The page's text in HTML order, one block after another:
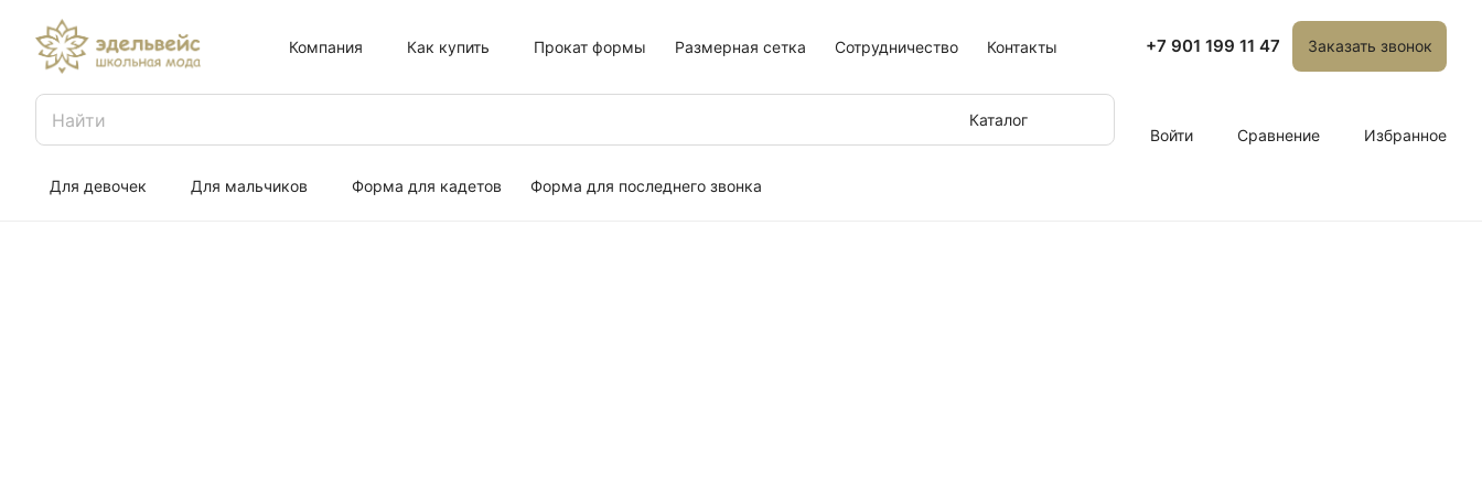
Компания Как купить Прокат формы Размерная сетка Сотрудничество Контакты +7 901 199 11 47 Заказать звонок
Каталог
Войти
Сравнение Избранное
Для девочек Для мальчиков Форма для кадетов Форма для последнего звонка